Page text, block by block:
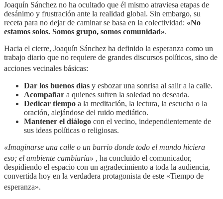
Joaquín Sánchez no ha ocultado que él mismo atraviesa etapas de
desánimo y frustración ante la realidad global. Sin embargo, su
receta para no dejar de caminar se basa en la colectividad: «No
estamos solos. Somos grupo, somos comunidad».
Hacia el cierre, Joaquín Sánchez ha definido la esperanza como un
trabajo diario que no requiere de grandes discursos políticos, sino de
acciones vecinales básicas:
Dar los buenos días y esbozar una sonrisa al salir a la calle.
Acompañar a quienes sufren la soledad no deseada.
Dedicar tiempo a la meditación, la lectura, la escucha o la
oración, alejándose del ruido mediático.
Mantener el diálogo con el vecino, independientemente de
sus ideas políticas o religiosas.
«Imaginarse una calle o un barrio donde todo el mundo hiciera
eso; el ambiente cambiaría» , ha concluido el comunicador,
despidiendo el espacio con un agradecimiento a toda la audiencia,
convertida hoy en la verdadera protagonista de este «Tiempo de
esperanza».